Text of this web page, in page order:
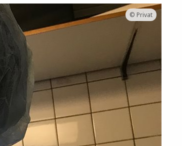
© Privat